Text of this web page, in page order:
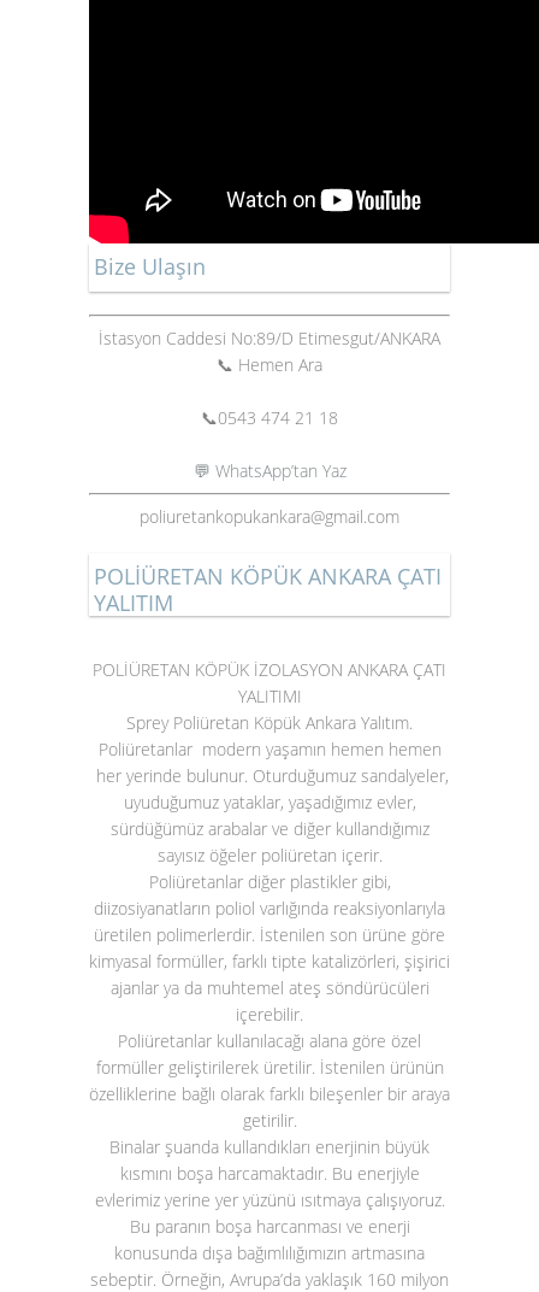
Bize Ulaşın
İstasyon Caddesi No:89/D Etimesgut/ANKARA
📞 Hemen Ara
📞0543 474 21 18
💬 WhatsApp’tan Yaz
poliuretankopukankara@gmail.com
POLİÜRETAN KÖPÜK ANKARA ÇATI
YALITIM
POLİÜRETAN KÖPÜK İZOLASYON ANKARA ÇATI
YALITIMI
Sprey Poliüretan Köpük Ankara Yalıtım.
Poliüretanlar modern yaşamın hemen hemen
her yerinde bulunur. Oturduğumuz sandalyeler,
uyuduğumuz yataklar, yaşadığımız evler,
sürdüğümüz arabalar ve diğer kullandığımız
sayısız öğeler poliüretan içerir.
Poliüretanlar diğer plastikler gibi,
diizosiyanatların poliol varlığında reaksiyonlarıyla
üretilen polimerlerdir. İstenilen son ürüne göre
kimyasal formüller, farklı tipte katalizörleri, şişirici
ajanlar ya da muhtemel ateş söndürücüleri
içerebilir.
Poliüretanlar kullanılacağı alana göre özel
formüller geliştirilerek üretilir. İstenilen ürünün
özelliklerine bağlı olarak farklı bileşenler bir araya
getirilir.
Binalar şuanda kullandıkları enerjinin büyük
kısmını boşa harcamaktadır. Bu enerjiyle
evlerimiz yerine yer yüzünü ısıtmaya çalışıyoruz.
Bu paranın boşa harcanması ve enerji
konusunda dışa bağımlılığımızın artmasına
sebeptir. Örneğin, Avrupa’da yaklaşık 160 milyon